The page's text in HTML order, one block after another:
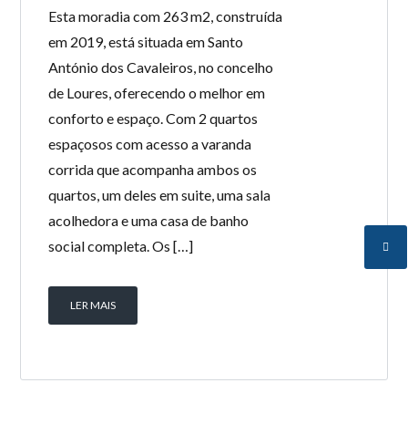
Esta moradia com 263 m2, construída
em 2019, está situada em Santo
António dos Cavaleiros, no concelho
de Loures, oferecendo o melhor em
conforto e espaço. Com 2 quartos
espaçosos com acesso a varanda
corrida que acompanha ambos os
quartos, um deles em suite, uma sala
acolhedora e uma casa de banho
social completa. Os […]
LER MAIS